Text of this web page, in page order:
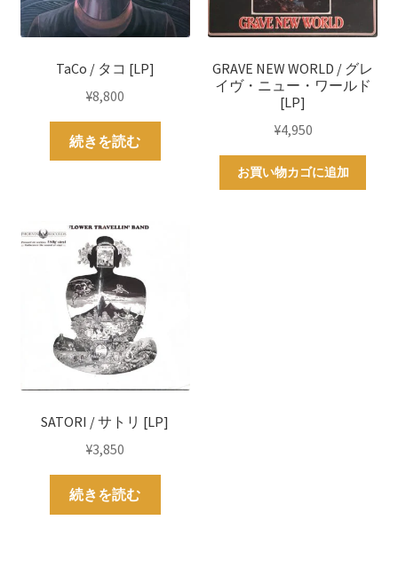
TaCo / タコ [LP]
¥8,800
続きを読む
GRAVE NEW WORLD / グレ
イヴ・ニュー・ワールド
[LP]
¥4,950
お買い物カゴに追加
SATORI / サトリ [LP]
¥3,850
続きを読む